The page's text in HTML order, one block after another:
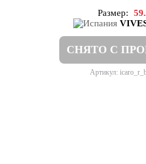
Размер:
СНЯТО С
Артикул: